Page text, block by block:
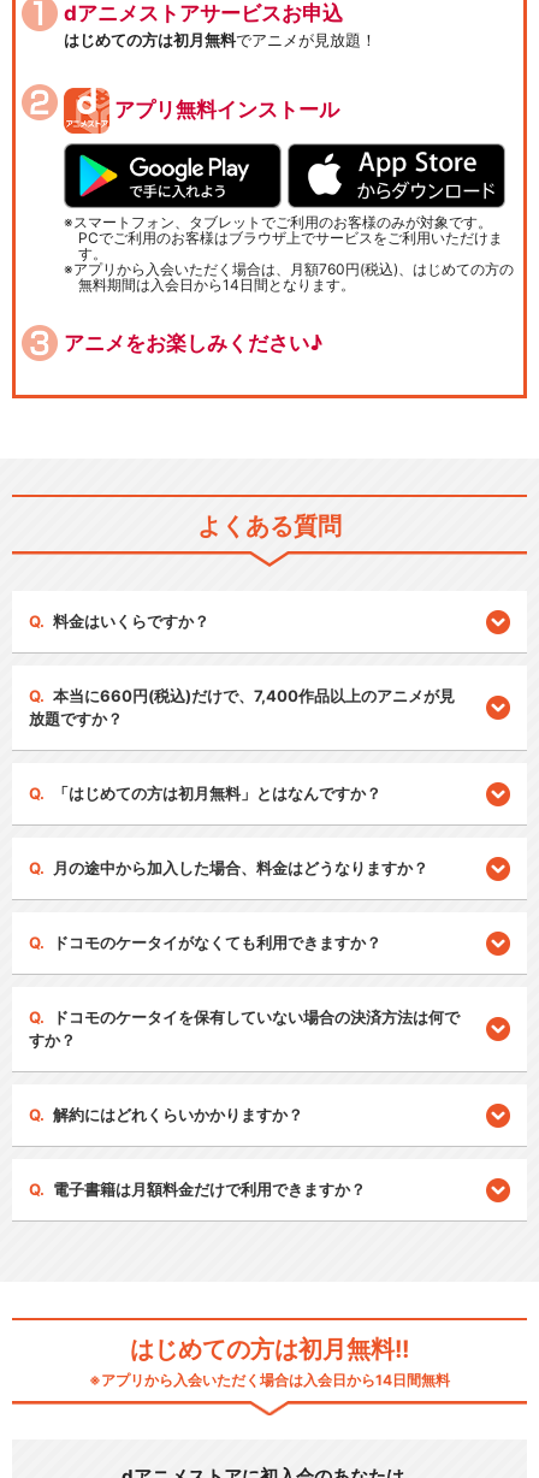
dアニメストアサービスお申込
はじめての方は初月無料でアニメが見放題！
アプリ無料インストール
スマートフォン、タブレットでご利用のお客様のみが対象です。
PCでご利用のお客様はブラウザ上でサービスをご利用いただけま
す。
アプリから入会いただく場合は、月額760円(税込)、はじめての方の
無料期間は入会日から14日間となります。
アニメをお楽しみください♪
よくある質問
料金はいくらですか？
本当に660円(税込)だけで、7,400作品以上のアニメが見
放題ですか？
「はじめての方は初月無料」とはなんですか？
月の途中から加入した場合、料金はどうなりますか？
ドコモのケータイがなくても利用できますか？
ドコモのケータイを保有していない場合の決済方法は何で
すか？
解約にはどれくらいかかりますか？
電子書籍は月額料金だけで利用できますか？
はじめての方は初月無料!!
※アプリから入会いただく場合は入会日から14日間無料